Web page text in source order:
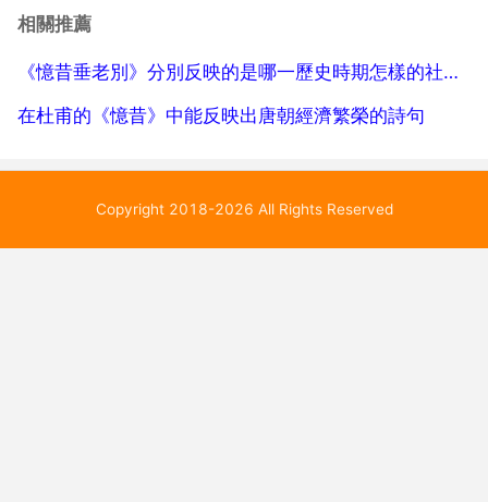
首花間詞中選取具有代表性的詩詞進行感性解讀。本書
相關推薦
《憶昔垂老別》分別反映的是哪一歷史時期怎樣的社會狀況
在杜甫的《憶昔》中能反映出唐朝經濟繁榮的詩句
Copyright 2018-2026 All Rights Reserved